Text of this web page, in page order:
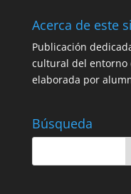
Acerca de este
Publicación
cultural del entorno
elaborada por
Búsqueda